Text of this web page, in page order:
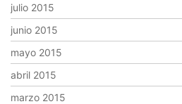
julio 2015
junio 2015
mayo 2015
abril 2015
marzo 2015